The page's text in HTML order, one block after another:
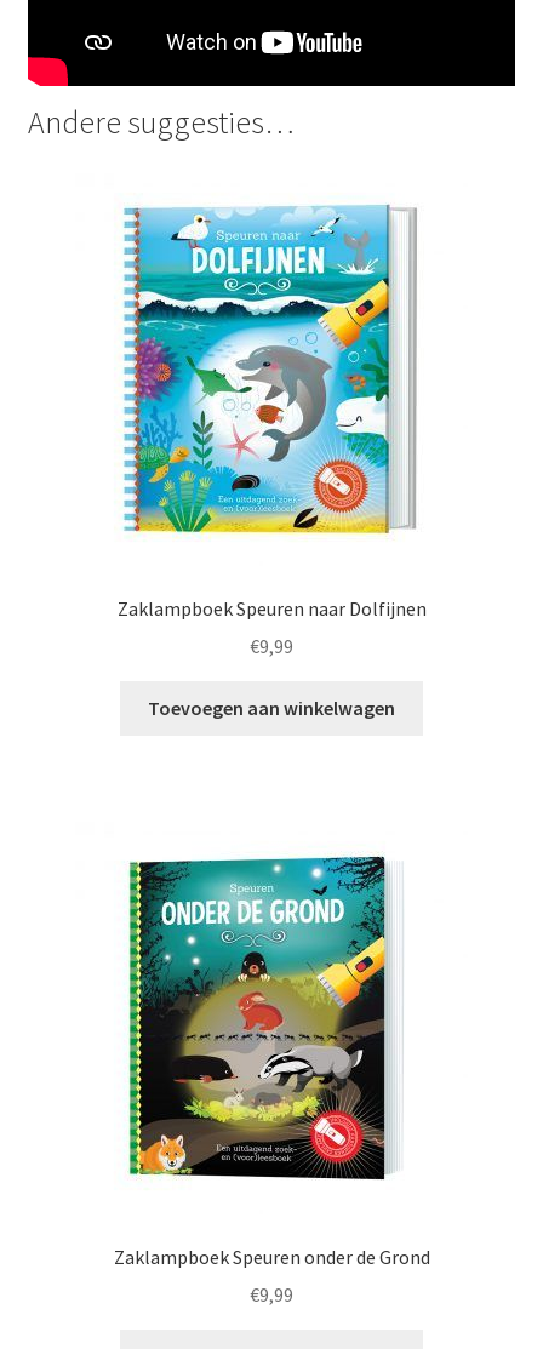
Andere suggesties…
Zaklampboek Speuren naar Dolfijnen
€9,99
Toevoegen aan winkelwagen
Zaklampboek Speuren onder de Grond
€9,99